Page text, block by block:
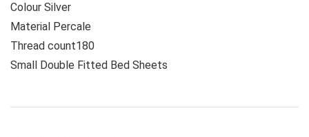
Colour Silver
Material Percale
Thread count180
Small Double Fitted Bed Sheets